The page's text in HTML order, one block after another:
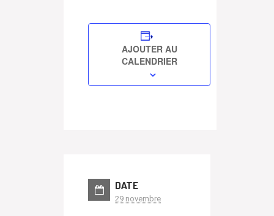
AJOUTER AU
CALENDRIER
DATE
29 novembre